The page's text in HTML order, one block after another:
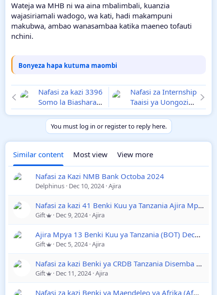
Wateja wa MHB ni wa aina mbalimbali, kuanzia
wajasiriamali wadogo, wa kati, hadi makampuni
makubwa, ambao wanasambaa katika maeneo tofauti
nchini.
Bonyeza hapa kutuma maombi
Nafasi za kazi 3396
Somo la Biashara
Ajira Mpya za
Walimu December
2024
Nafasi za Internship
Taaisi ya Uongozi
December 204
You must log in or register to reply here.
Similar content Most view View more
Nafasi za Kazi NMB Bank Octoba 2024
Delphinus Dec 10, 2024 Ajira
Nafasi za kazi 41 Benki Kuu ya Tanzania Ajira Mpya BOT December 2024
Gift Dec 9, 2024 Ajira
Ajira Mpya 13 Benki Kuu ya Tanzania (BOT) December 2024 | Nafasi za kazi za Kuhamia
Gift Dec 5, 2024 Ajira
Nafasi za kazi Benki ya CRDB Tanzania Disemba 2024
Gift Dec 11, 2024 Ajira
Nafasi za kazi Benki ya Maendeleo ya Afrika (AfDB) December 2024